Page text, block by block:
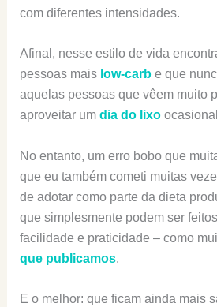
com diferentes intensidades.
Afinal, nesse estilo de vida
pessoas maislow-carb e que
aquelas pessoas que vêem muito
aproveitar um dia do lixo
No entanto, um erro bobo que
que eu também cometi muitas
de adotar como parte da dieta
que simplesmente podem ser
facilidade e praticidade – como
que publicamos.
E o melhor: que ficam ainda mais